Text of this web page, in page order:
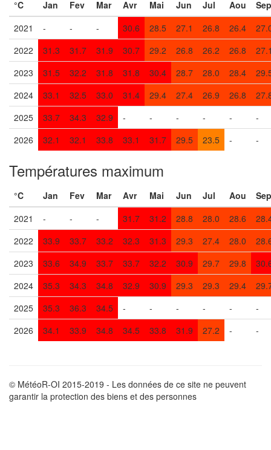
°C Jan Fev Mar Avr Mai Jun Jul Aou
Sep
2021
- - - 30.6 28.5 27.1 26.8 26.4
2022
31.3 31.7 31.9 30.7 29.2 26.8 26.2 26.8
2023
31.5 32.2 31.8 31.8 30.4 28.7 28.0 28.4
2024
33.1 32.5 33.0 31.4 29.4 27.4 26.9 26.8
2025
33.7 34.3 32.9 - - - - -
-
2026
32.1 32.1 33.8 33.1 31.7 29.5 23.5 - -
Températures maximum
°C Jan Fev Mar Avr Mai Jun Jul Aou
Sep
2021
- - - 31.7 31.2 28.8 28.0 28.6
2022
33.9 33.7 33.2 32.3 31.3 29.3 27.4 28.0
2023
33.6 34.9 33.7 33.7 32.2 30.9 29.7 29.8
2024
35.3 34.3 34.8 32.9 30.9 29.3 29.3 29.4
2025
35.3 36.3 34.5 - - - - -
-
2026
34.1 33.9 34.8 34.5 33.8 31.9 27.2 - -
© MétéoR-OI 2015-2019 - Les données de ce site ne peuvent
garantir la protection des biens et des personnes